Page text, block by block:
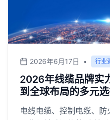
2026年6月17日 • 行业
2026年线缆品牌实
到全球布局的多元
电线电缆、控制电缆、